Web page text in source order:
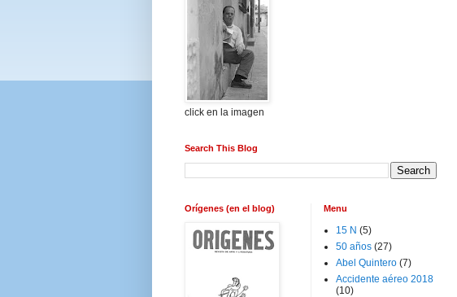
click en la imagen
Search This Blog
Orígenes (en el blog) Menu
15 N (5)
50 años (27)
Abel Quintero (7)
Accidente aéreo 2018
(10)